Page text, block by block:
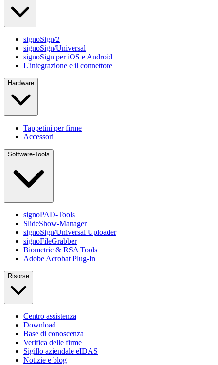
signoSign/2
signoSign/Universal
signoSign per iOS e Android
L'integrazione e il connettore
Hardware
Tappetini per firme
Accessori
Software-Tools
signoPAD-Tools
SlideShow-Manager
signoSign/Universal Uploader
signoFileGrabber
Biometric & RSA Tools
Adobe Acrobat Plug-In
Risorse
Centro assistenza
Download
Base di conoscenza
Verifica delle firme
Sigillo aziendale eIDAS
Notizie e blog